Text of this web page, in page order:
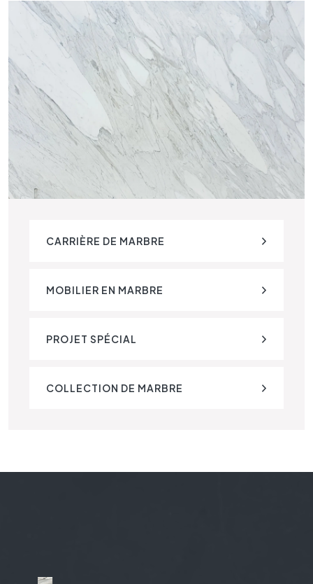
CARRIÈRE DE MARBRE
MOBILIER EN MARBRE
PROJET SPÉCIAL
COLLECTION DE MARBRE